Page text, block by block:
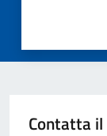
Contatta